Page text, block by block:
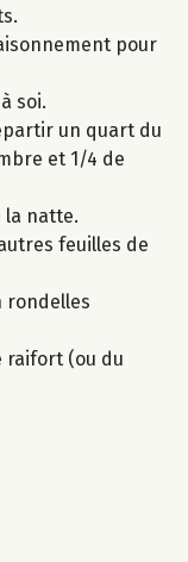
pour
soi.
un quart du
et 1/4 de
la natte.
feuilles de
rondelles
raifort (ou du